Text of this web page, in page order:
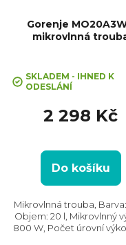
Gorenje
mikrovlnná
5,0
5
SKLADEM - IHNED K
ODESLÁNÍ
2 298 Kč
Do košíku
Mikrovlnná trouba, Barva:
Objem: 20 l, Mikrovlnný
800 W, Počet úrovní